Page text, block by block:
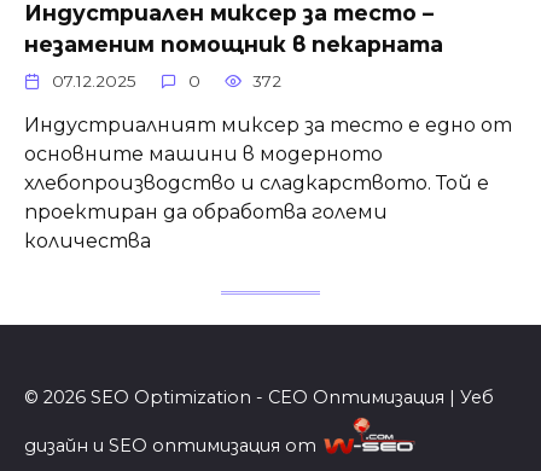
Индустриален миксер за тесто –
незаменим помощник в пекарната
07.12.2025 0 372
Индустриалният миксер за тесто е едно от
основните машини в модерното
хлебопроизводство и сладкарството. Той е
проектиран да обработва големи
количества
© 2026 SEO Optimization - СЕО Оптимизация | Уеб
дизайн и SEO оптимизация от